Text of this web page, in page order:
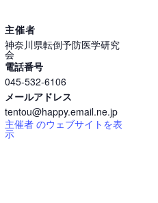
主催者
神奈川県転倒予防医学研究
会
電話番号
045-532-6106
メールアドレス
tentou@happy.email.ne.jp
主催者 のウェブサイトを表
示